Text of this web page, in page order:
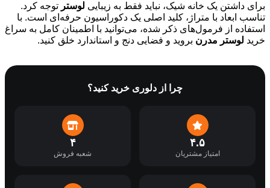
برای داشتن یک خانه شیک، نباید فقط به زیبایی لوستر توجه کرد.
تناسب ابعاد با متراژ، کلید اصلی یک دکوراسیون حرفه‌ای است. با
استفاده از فرمول‌های ذکر شده، می‌توانید با اطمینان کامل به سراغ
خرید لوستر مدرن بروید و فضایی دنج و استاندارد خلق کنید.
چرا از دلوری خرید کنید؟
۴.۵
امتیاز مشتریان
۴
شعبه فروش